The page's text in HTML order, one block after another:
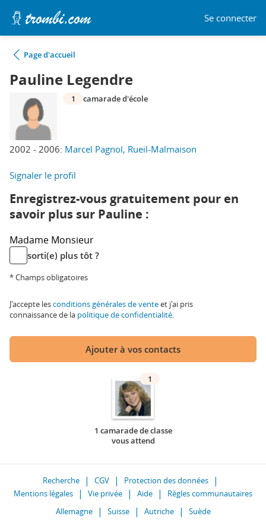
Se connecter
Page d'accueil
Pauline Legendre
2002 - 2006: Marcel Pagnol, Rueil-Malmaison
1 camarade d'école
Signaler le profil
Enregistrez-vous gratuitement pour en
savoir plus sur Pauline :
Madame Monsieur
sorti(e) plus tôt ?
* Champs obligatoires
J'accepte lesconditions générales de venteet j'ai pris
connaissance de la politique de confidentialité.
Ajouter à vos contacts
1
1 camarade de classe
vous attend
Recherche CGV
Protection des données
Mentions légales
Vie privée Aide
Règles communautaires
Allemagne
Suisse Autriche Suède